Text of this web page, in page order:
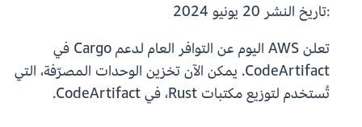
:تاريخ النشر
تعلن AWS اليوم عن التوافر العام لدعم Cargo في
CodeArtifact. يمكن الآن تخزين الوحدات المصرّفة، التي
تُستخدم لتوزيع مكتبات Rust، في CodeArtifact.